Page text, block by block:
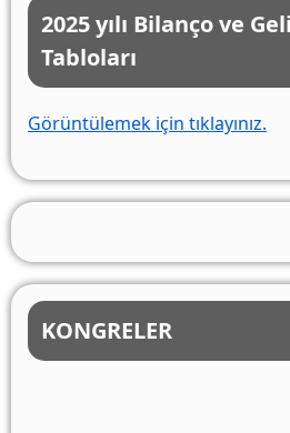
2025 yılı Bilanço ve
Tabloları
Görüntülemek için tıklayınız.
KONGRELER